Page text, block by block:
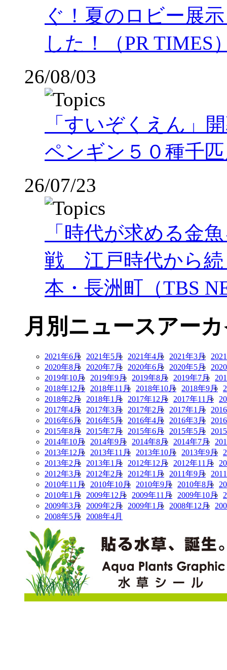
ぐ！夏のロビー展
した！（PR TIMES
26/08/03
「すいぞくえん」
ペンギン５０種千
26/07/23
「時代が求める金
戦 江戸時代から
本・長洲町（TBS
月別ニュースアー
2021年6月 2021年5月 2021年4月 2021年3月
2020年8月
2020年7月 2020年6月 2020年5月
2019年10月
2019年9月 2019年8月 2019年7月
2018年12月
2018年11月 2018年10月 2018年9月
2018年2月
2018年1月 2017年12月 2017年11月
2017年4月
2017年3月 2017年2月 2017年1月
2016年6月
2016年5月 2016年4月 2016年3月
2015年8月
2015年7月 2015年6月 2015年5月
2014年10月
2014年9月 2014年8月 2014年7月
2013年12月
2013年11月 2013年10月 2013年9月
2013年2月
2013年1月 2012年12月 2012年11月
2012年3月
2012年2月 2012年1月 2011年9月
2010年11月
2010年10月 2010年9月 2010年8月
2010年1月
2009年12月 2009年11月 2009年10月
2009年3月
2009年2月 2009年1月 2008年12月
2008年5月
2008年4月